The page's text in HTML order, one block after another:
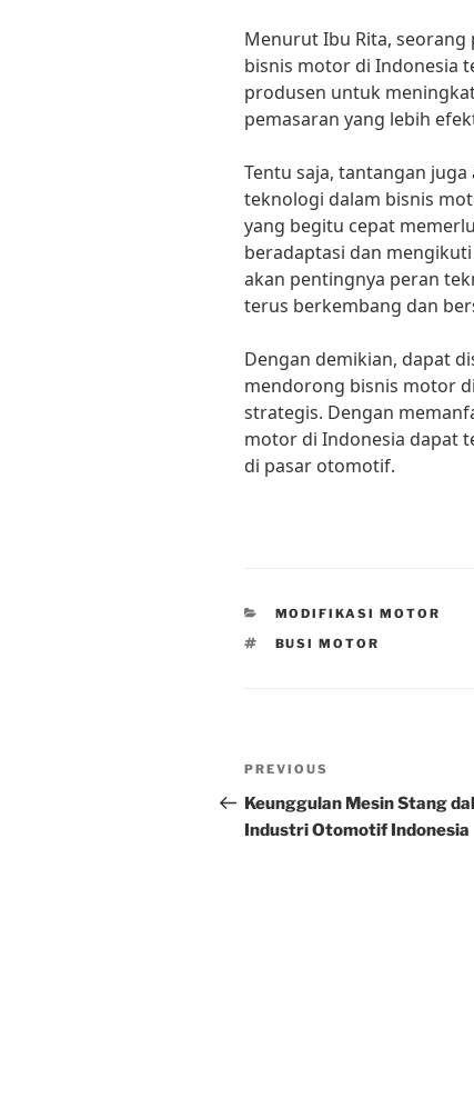
Menurut Ibu Rita,
bisnis motor di Indonesia
produsen untuk
pemasaran yang lebih
Tentu saja, tantangan
teknologi dalam bisnis
yang begitu cepat
beradaptasi dan
akan pentingnya peran
terus berkembang dan
Dengan demikian, dapat
mendorong bisnis motor
strategis. Dengan
motor di Indonesia dapat
di pasar otomotif.
CATEGORIES
MODIFIKASI MOTOR
TAGS
BUSI MOTOR
Post
navigation
Previous
Post
PREVIOUS
Keunggulan Mesin Stang
Industri Otomotif Indonesia